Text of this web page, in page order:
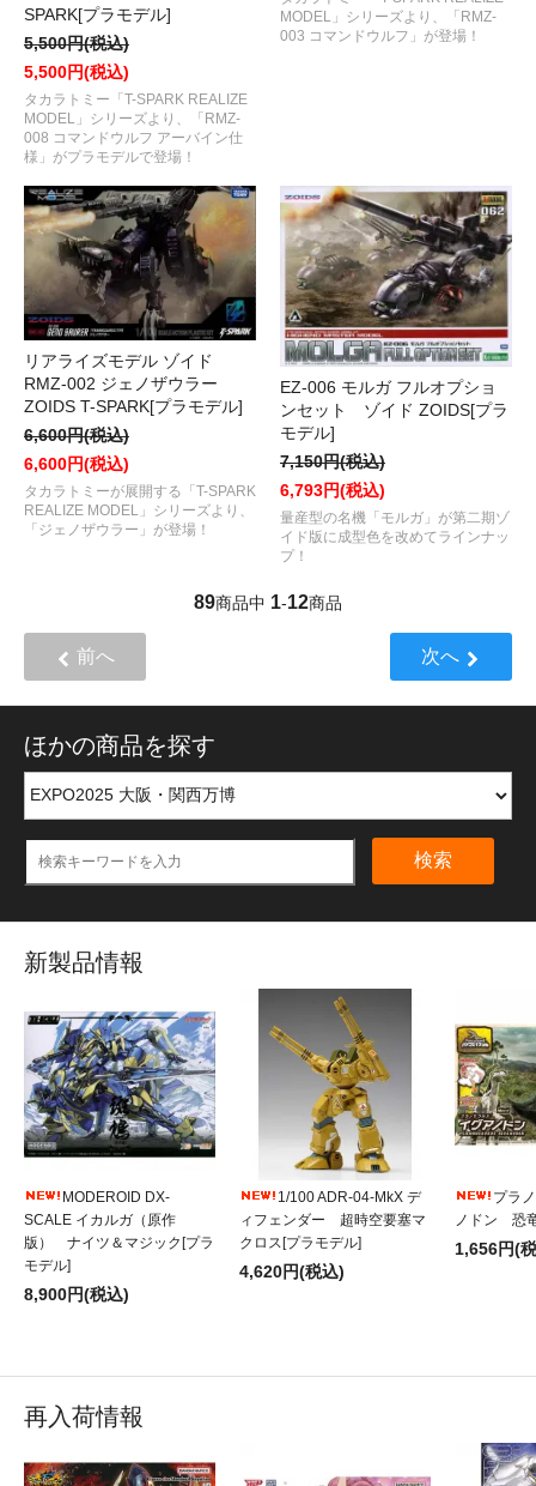
SPARK[プラモデル]
5,500円(税込)
5,500円(税込)
タカラトミー「T-SPARK REALIZE
MODEL」シリーズより、「RMZ-
008 コマンドウルフ アーバイン仕
様」がプラモデルで登場！
MODEL」シリーズより、「RMZ-
003 コマンドウルフ」が登場！
リアライズモデル ゾイド
RMZ-002 ジェノザウラー
ZOIDS T-SPARK[プラモデル]
6,600円(税込)
6,600円(税込)
タカラトミーが展開する「T-SPARK
REALIZE MODEL」シリーズより、
「ジェノザウラー」が登場！
EZ-006 モルガ フルオプショ
ンセット ゾイド ZOIDS[プラ
モデル]
7,150円(税込)
6,793円(税込)
量産型の名機「モルガ」が第二期ゾ
イド版に成型色を改めてラインナッ
プ！
89商品中 1-12商品
前へ 次へ
ほかの商品を探す
検索
新製品情報
MODEROID DX-
SCALE イカルガ（原作
版） ナイツ＆マジック[プラ
モデル]
8,900円(税込)
1/100 ADR-04-MkX デ
ィフェンダー 超時空要塞マ
クロス[プラモデル]
4,620円(税込)
プラ
ノドン 恐
1,656円(
再入荷情報